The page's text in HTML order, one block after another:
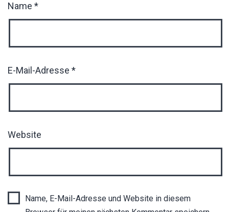
Name *
E-Mail-Adresse *
Website
Name, E-Mail-Adresse und Website in diesem